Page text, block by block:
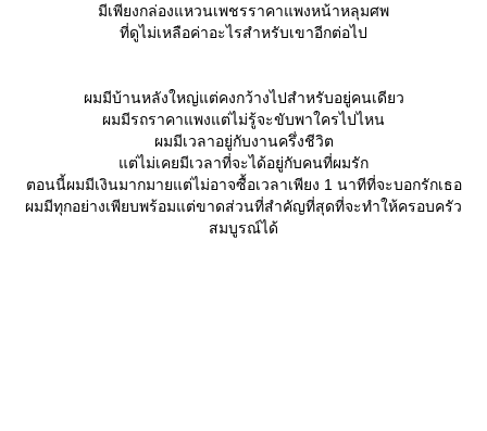
มีเพียงกล่องแหวนเพชรราคาแพงหน้าหลุมศพ
ที่ดูไม่เหลือค่าอะไรสำหรับเขาอีกต่อไป
ผมมีบ้านหลังใหญ่แต่คงกว้างไปสำหรับอยู่คนเดียว
ผมมีรถราคาแพงแต่ไม่รู้จะขับพาใครไปไหน
ผมมีเวลาอยู่กับงานครึ่งชีวิต
ต่ไม่เคยมีเวลาที่จะได้อยู่กับคนที่ผมรัก
ตอนนี้ผมมีเงินมากมายแต่ไม่อาจซื้อเวลาเพียง 1 นาทีที่จะบอกรักเธอ
ผมมีทุกอย่างเพียบพร้อมแต่ขาดส่วนที่สำคัญที่สุดที่จะทำให้ครอบครัว
สมบูรณ์ได้